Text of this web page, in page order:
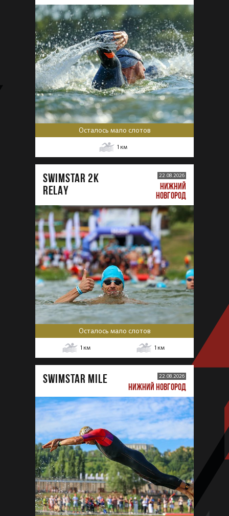
Осталось мало слотов
1 км
SWIMSTAR 2K
RELAY
22.08.2026
НИЖНИЙ
НОВГОРОД
Осталось мало слотов
1 км 1 км
SWIMSTAR MILE 22.08.2026
НИЖНИЙ НОВГОРОД